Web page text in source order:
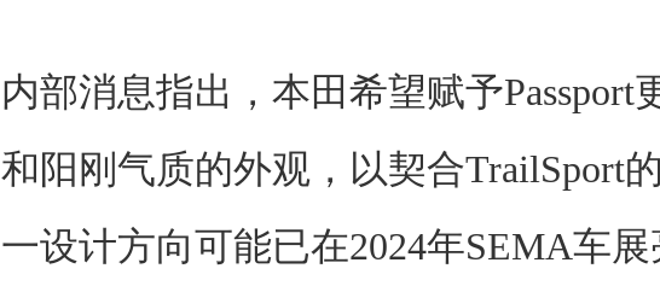
内部消息指出，本田希望赋予Passport
和阳刚气质的外观，以契合TrailSport
一设计方向可能已在2024年SEMA车展